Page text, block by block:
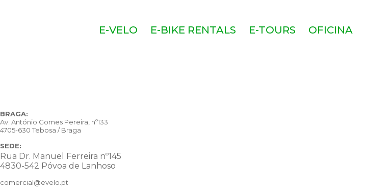
E-VELO E-BIKE RENTALS E-TOURS OFICINA
BRAGA:
Av. António Gomes Pereira, nº133
4705-630 Tebosa / Braga
SEDE:
Rua Dr. Manuel Ferreira nº145
4830-542 Póvoa de Lanhoso
comercial@evelo.pt